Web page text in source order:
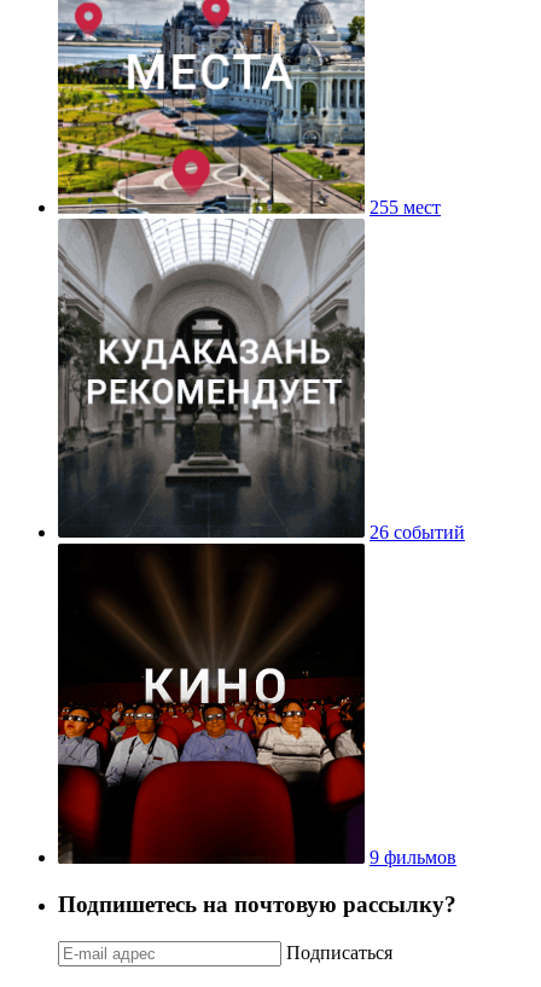
255 мест
26 событий
9 фильмов
Подпишетесь на почтовую рассылку?
Подписаться